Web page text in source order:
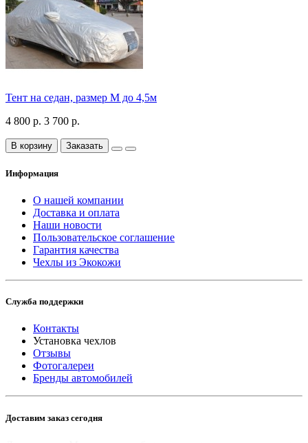
Тент на седан, размер М до 4,5м
4 800 р. 3 700 р.
В корзину Заказать
Информация
О нашей компании
Доставка и оплата
Наши новости
Пользовательское соглашение
Гарантия качества
Чехлы из Экокожи
Служба поддержки
Контакты
Установка чехлов
Отзывы
Фотогалереи
Бренды автомобилей
Доставим заказ сегодня